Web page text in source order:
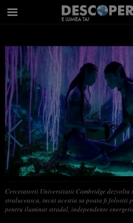
Cercetatorii Universitatii Cambridge dezvolta
straluceasca, incat acestia sa poata fi folositi
pentru iluminat stradal, independente